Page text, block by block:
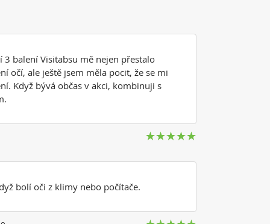
3 balení Visitabsu mě nejen přestalo
očí, ale ještě jsem měla pocit, že se mi
Když bývá občas v akci, kombinuji s
bolí oči z klimy nebo počítače.